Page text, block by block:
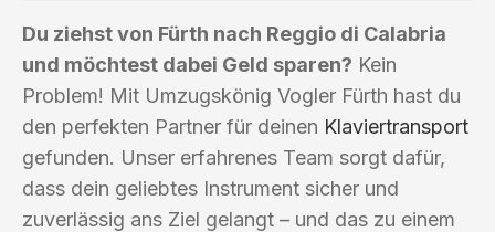
Du ziehst von Fürth nach Reggio di Calabria
und möchtest dabei Geld sparen? Kein
Problem! Mit Umzugskönig Vogler Fürth hast du
den perfekten Partner für deinen Klaviertransport
gefunden. Unser erfahrenes Team sorgt dafür,
dass dein geliebtes Instrument sicher und
zuverlässig ans Ziel gelangt – und das zu einem